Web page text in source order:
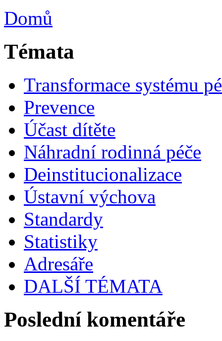
Domů
Témata
Transformace systému
Prevence
Účast dítěte
Náhradní rodinná péče
Deinstitucionalizace
Ústavní výchova
Standardy
Statistiky
Adresáře
DALŠÍ TÉMATA
Poslední komentáře